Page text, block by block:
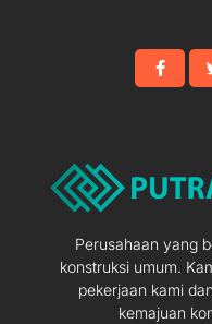
Perusahaan yang
konstruksi umum.
pekerjaan kami
kemajuan